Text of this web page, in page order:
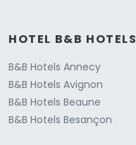
HOTEL B&B HOTELS
B&B Hotels Annecy
B&B Hotels Avignon
B&B Hotels Beaune
B&B Hotels Besançon